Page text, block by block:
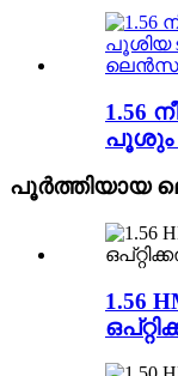
1.56
പൂശും
പൂർത്തിയായ
1.56